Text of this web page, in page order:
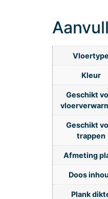
Vloertype
Kleur
Geschikt
Geschikt
trappen
Afmeting
Doos
Plank